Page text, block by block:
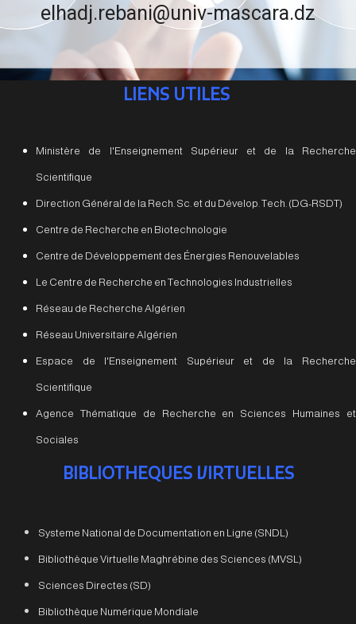
elhadj.rebani@univ-mascara.dz
LIENS UTILES
Ministère de l'Enseignement Supérieur et de la Recherche
Scientifique
Direction Général de la Rech. Sc. et du Dévelop. Tech. (DG-RSDT)
Centre de Recherche en Biotechnologie
Centre de Développement des Énergies Renouvelables
Le Centre de Recherche en Technologies Industrielles
Réseau de Recherche Algérien
Réseau Universitaire Algérien
Espace de l'Enseignement Supérieur et de la Recherche
Scientifique
Agence Thématique de Recherche en Sciences Humaines et
Sociales
BIBLIOTHEQUES VIRTUELLES
Systeme National de Documentation en Ligne (SNDL)
Bibliothèque Virtuelle Maghrébine des Sciences (MVSL)
Sciences Directes (SD)
Bibliothèque Numérique Mondiale